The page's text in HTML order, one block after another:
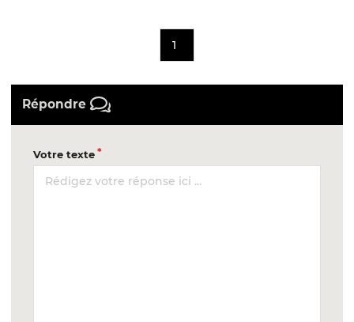
1
Répondre
Votre texte